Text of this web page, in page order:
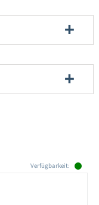
Verfügbarkeit: